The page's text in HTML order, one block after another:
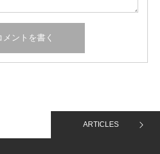
ARTICLES